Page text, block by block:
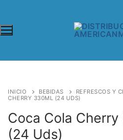
INICIO BEBIDAS REFRESCOS Y
CHERRY 330ML (24 UDS)
Coca Cola
(24 Uds)